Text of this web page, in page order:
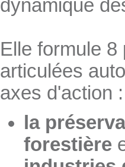
dynamique
Elle formule 8
articulées
axes d'action :
la
forestière